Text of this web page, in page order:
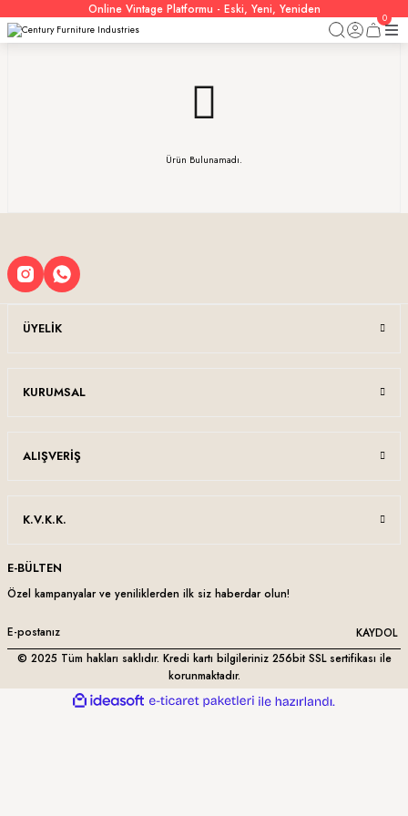
Online Vintage Platformu - Eski, Yeni, Yeniden
0
Ürün Bulunamadı.
ÜYELIK
KURUMSAL
ALIŞVERIŞ
K.V.K.K.
E-BÜLTEN
Özel kampanyalar ve yeniliklerden ilk siz haberdar olun!
KAYDOL
© 2025 Tüm hakları saklıdır. Kredi kartı bilgileriniz 256bit SSL sertifikası ile
korunmaktadır.
ideasoft
e-